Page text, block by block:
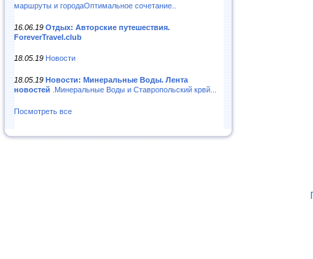
маршруты и городаОптимальное сочетание..
16.06.19 Отдых: Авторские путешествия.
ForeverTravel.club
18.05.19 Новости
18.05.19 Новости: Минеральные Воды. Лента
новостей .Минеральные Воды и Ставропольский крвй...
Посмотреть все